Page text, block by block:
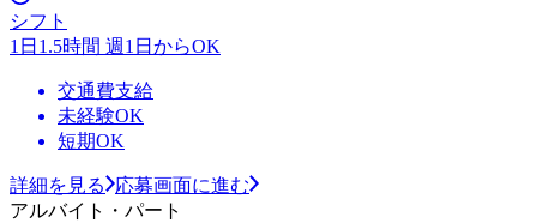
シフト
1日1.5時間 週1日からOK
交通費支給
未経験OK
短期OK
詳細を見る
応募画面に進む
アルバイト・パート